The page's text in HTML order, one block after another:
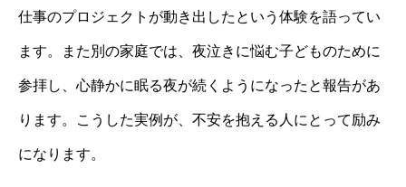
仕事のプロジェクトが動き出したという体験を語ってい
ます。また別の家庭では、夜泣きに悩む子どものために
参拝し、心静かに眠る夜が続くようになったと報告があ
ります。こうした実例が、不安を抱える人にとって励み
になります。